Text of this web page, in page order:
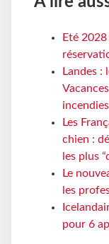
Eté
Landes
incendies
Les
chien :
les plus
Le
les
pour 6